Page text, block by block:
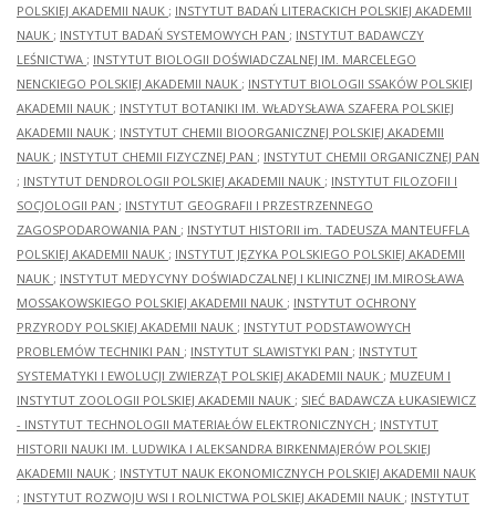
POLSKIEJ AKADEMII NAUK ; INSTYTUT BADAŃ LITERACKICH POLSKIEJ AKADEMII
NAUK ; INSTYTUT BADAŃ SYSTEMOWYCH PAN ; INSTYTUT BADAWCZY
LEŚNICTWA ; INSTYTUT BIOLOGII DOŚWIADCZALNEJ IM. MARCELEGO
NENCKIEGO POLSKIEJ AKADEMII NAUK ; INSTYTUT BIOLOGII SSAKÓW POLSKIEJ
AKADEMII NAUK ; INSTYTUT BOTANIKI IM. WŁADYSŁAWA SZAFERA POLSKIEJ
AKADEMII NAUK ; INSTYTUT CHEMII BIOORGANICZNEJ POLSKIEJ AKADEMII
NAUK ; INSTYTUT CHEMII FIZYCZNEJ PAN ; INSTYTUT CHEMII ORGANICZNEJ PAN
; INSTYTUT DENDROLOGII POLSKIEJ AKADEMII NAUK ; INSTYTUT FILOZOFII I
SOCJOLOGII PAN ; INSTYTUT GEOGRAFII I PRZESTRZENNEGO
ZAGOSPODAROWANIA PAN ; INSTYTUT HISTORII im. TADEUSZA MANTEUFFLA
POLSKIEJ AKADEMII NAUK ; INSTYTUT JĘZYKA POLSKIEGO POLSKIEJ AKADEMII
NAUK ; INSTYTUT MEDYCYNY DOŚWIADCZALNEJ I KLINICZNEJ IM.MIROSŁAWA
MOSSAKOWSKIEGO POLSKIEJ AKADEMII NAUK ; INSTYTUT OCHRONY
PRZYRODY POLSKIEJ AKADEMII NAUK ; INSTYTUT PODSTAWOWYCH
PROBLEMÓW TECHNIKI PAN ; INSTYTUT SLAWISTYKI PAN ; INSTYTUT
SYSTEMATYKI I EWOLUCJI ZWIERZĄT POLSKIEJ AKADEMII NAUK ; MUZEUM I
INSTYTUT ZOOLOGII POLSKIEJ AKADEMII NAUK ; SIEĆ BADAWCZA ŁUKASIEWICZ
- INSTYTUT TECHNOLOGII MATERIAŁÓW ELEKTRONICZNYCH ; INSTYTUT
HISTORII NAUKI IM. LUDWIKA I ALEKSANDRA BIRKENMAJERÓW POLSKIEJ
AKADEMII NAUK ; INSTYTUT NAUK EKONOMICZNYCH POLSKIEJ AKADEMII NAUK
; INSTYTUT ROZWOJU WSI I ROLNICTWA POLSKIEJ AKADEMII NAUK ; INSTYTUT